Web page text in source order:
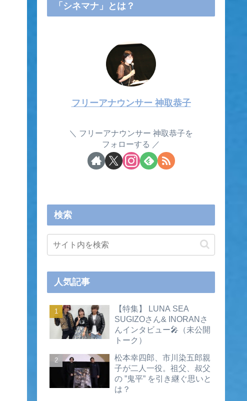
「シネマナ」とは？
フリーアナウンサー 神取恭子
フリーアナウンサー 神取恭子を
フォローする
検索
人気記事
【特集】 LUNA SEA
SUGIZOさん& INORANさ
んインタビュー🎤（未公開
トーク）
松本幸四郎、市川染五郎親
子が二人一役。祖父、叔父
の ”鬼平” を引き継ぐ思いと
は？